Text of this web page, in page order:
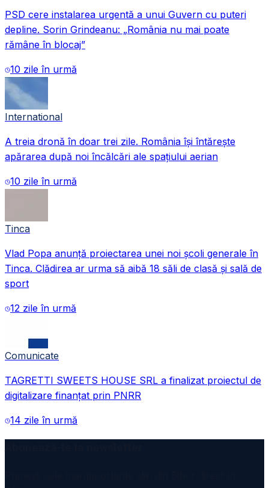
PSD cere instalarea urgentă a unui Guvern cu puteri
depline. Sorin Grindeanu: „România nu mai poate
rămâne în blocaj”
10 zile în urmă
International
A treia dronă în doar trei zile. România își întărește
apărarea după noi încălcări ale spațiului aerian
10 zile în urmă
Tinca
Vlad Popa anunță proiectarea unei noi școli generale în
Tinca. Clădirea ar urma să aibă 18 săli de clasă și sală de
sport
12 zile în urmă
Comunicate
TAGRETTI SWEETS HOUSE SRL a finalizat proiectul de
digitalizare finanțat prin PNRR
14 zile în urmă